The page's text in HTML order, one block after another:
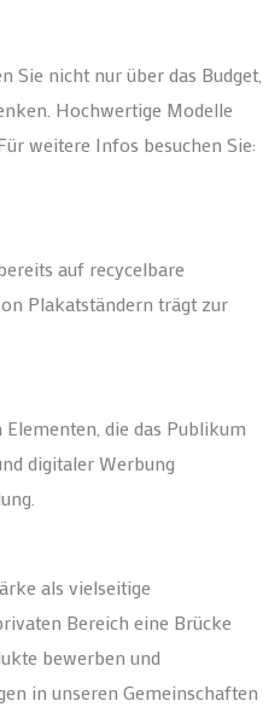
nicht nur über das Budget,
Hochwertige Modelle
weitere Infos besuchen Sie:
auf recycelbare
Plakatständern trägt zur
die das Publikum
digitaler Werbung
als vielseitige
Bereich eine Brücke
bewerben und
in unseren Gemeinschaften